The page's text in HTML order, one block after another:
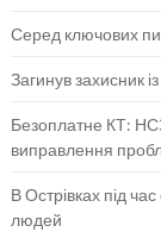
Серед ключових
Загинув захисник
Безоплатне КТ:
виправлення
В Острівках під
людей